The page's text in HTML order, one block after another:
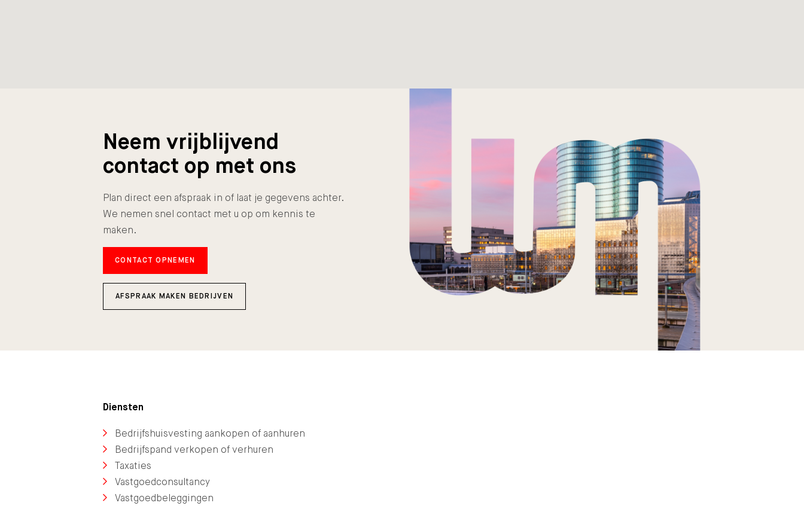
Neem vrijblijvend
contact op met ons
Plan direct een afspraak in of laat je gegevens achter.
We nemen snel contact met u op om kennis te
maken.
CONTACT OPNEMEN
AFSPRAAK MAKEN BEDRIJVEN
Diensten
Bedrijfshuisvesting aankopen of aanhuren
Bedrijfspand verkopen of verhuren
Taxaties
Vastgoedconsultancy
Vastgoedbeleggingen